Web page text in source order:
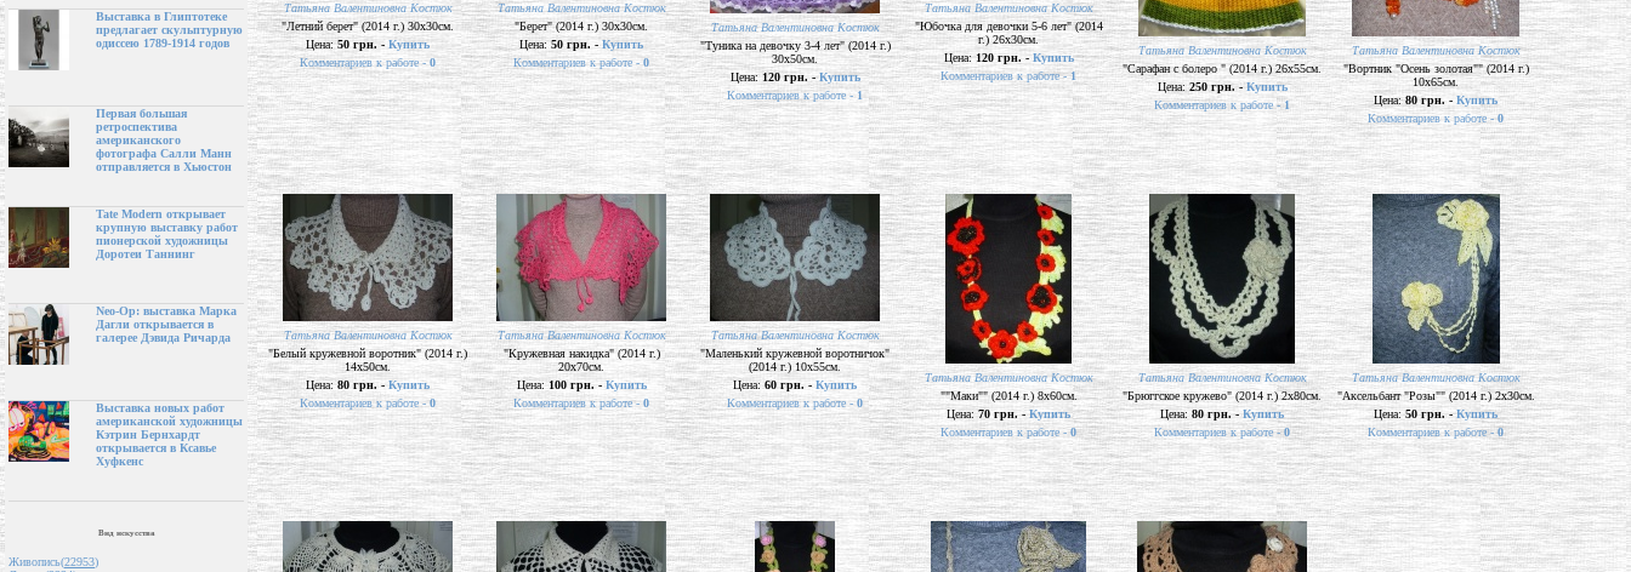
Выставка в Глиптотеке
предлагает скульптурную
одиссею 1789-1914 годов
Первая большая
ретроспектива
американского
фотографа Салли Манн
отправляется в Хьюстон
Tate Modern открывает
крупную выставку работ
пионерской художницы
Доротеи Таннинг
Neo-Op: выставка Марка
Дагли открывается в
галерее Дэвида Ричарда
Выставка новых работ
американской художницы
Кэтрин Бернхардт
открывается в Ксавье
Хуфкенс
Вид искусства
Живопись(22953)
Татьяна Валентиновна Костюк
"Летний берет" (2014 г.) 30х30см.
Цена:50 грн. - Купить
Комментариев к работе - 0
Татьяна Валентиновна Костюк
"Берет" (2014 г.) 30х30см.
Цена:50 грн. - Купить
Комментариев к работе -0
Татьяна Валентиновна Костюк
"Туника на девочку 3-4 лет" (2014 г.)
30х50см.
Цена: 120 грн. -Купить
Комментариев к работе - 1
Татьяна Валентиновна Костюк
"Юбочка для девочки 5-6 лет" (2014
г.) 26х30см.
Цена:120 грн. - Купить
Комментариев к работе -1
Татьяна Валентиновна Костюк
"Сарафан с болеро " (2014 г.) 26х55см.
Цена: 250 грн. - Купить
Комментариев к работе -1
Татьяна Валентиновна Костюк
"Вортник "Осень золотая"" (2014 г.)
10х65см.
Цена:80 грн. - Купить
Комментариев к работе -0
Татьяна Валентиновна Костюк
"Белый кружевной воротник" (2014 г.)
14х50см.
Цена:80 грн. - Купить
Комментариев к работе - 0
Татьяна Валентиновна Костюк
"Кружевная накидка" (2014 г.)
20х70см.
Цена:100 грн. - Купить
Комментариев к работе - 0
Татьяна Валентиновна Костюк
"Маленький кружевной воротничок"
(2014 г.) 10х55см.
Цена: 60 грн. - Купить
Комментариев к работе - 0
Татьяна Валентиновна Костюк
""Маки"" (2014 г.) 8х60см.
Цена: 70 грн. - Купить
Комментариев к работе -0
Татьяна Валентиновна Костюк
"Брюггское кружево" (2014 г.) 2х80см.
Цена: 80 грн. -Купить
Комментариев к работе -0
Татьяна Валентиновна Костюк
"Аксельбант "Розы"" (2014 г.) 2х30см.
Цена:50 грн. -Купить
Комментариев к работе -0